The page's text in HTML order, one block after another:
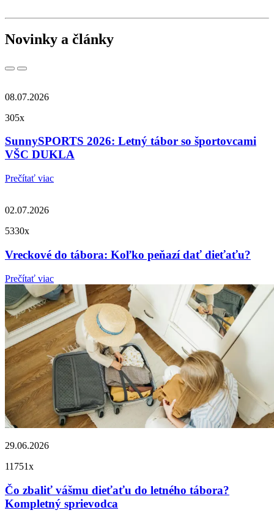
Novinky a články
08.07.2026
305x
SunnySPORTS 2026: Letný tábor so športovcami
VŠC DUKLA
Prečítať viac
02.07.2026
5330x
Vreckové do tábora: Koľko peňazí dať dieťaťu?
Prečítať viac
29.06.2026
11751x
Čo zbaliť vášmu dieťaťu do letného tábora?
Kompletný sprievodca